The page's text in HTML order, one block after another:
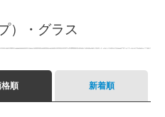
）・グラス
順 新着順